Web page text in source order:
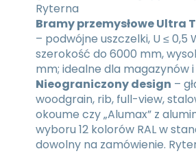
Ryterna
Bramy przemysłowe Ultra
– podwójne uszczelki, U ≤ 0,5
szerokość do 6000 mm,
mm; idealne dla magazynów
Nieograniczony design –
woodgrain, rib, full-view,
okoume czy „Alumax” z
wyboru 12 kolorów RAL w
dowolny na zamówienie.